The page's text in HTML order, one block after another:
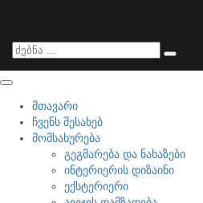
მთავარი
ჩვენს შესახებ
მომსახურება
გეგმარება და ნახაზები
ინტერიერის დიზაინი
ექსტერიერი